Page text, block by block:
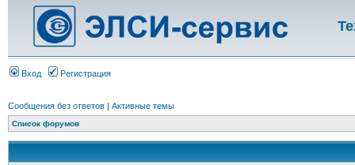
Вход Регистрация
Сообщения без ответов | Активные темы
Список форумов